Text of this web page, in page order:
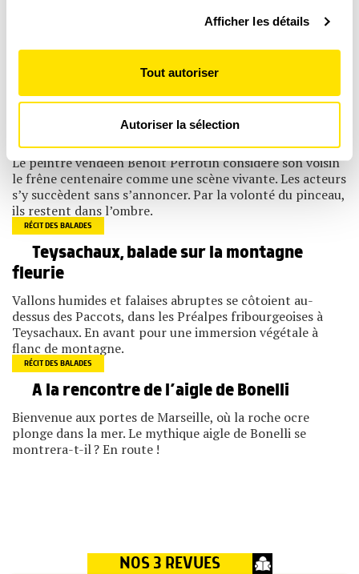
personnelles et définir vos préférences, reportez-vous à
déclaration sur les cookies.
Les cookies nous permettent de personnaliser le contenu
et les annonces, d'offrir des fonctionnalités relatives aux
médias sociaux et d'analyser notre trafic. Nous
notre site avec nos partenaires de médias sociaux, de
publicité et d'analyse, qui peuvent combiner celles-ci
avec d'autres informations que vous leur avez fournies
ou qu'ils ont collectées lors de votre utilisation de leurs
services.
Afficher les détails
Tout autoriser
Autoriser la sélection
Climat d’incertitude pour les lézards face
changement climatique ? Notre enquête révèle une
réalité plus complexe.
Le peintre vendéen Benoît Perrotin considère son voisin
le frêne centenaire comme une scène vivante. Les acteurs
s’y succèdent sans s’annoncer. Par la volonté du pinceau,
ils restent dans l’ombre.
RÉCIT DES BALADES
Teysachaux, balade sur la montagne
fleurie
Vallons humides et falaises abruptes se côtoient au-
dessus des Paccots, dans les Préalpes fribourgeoises à
Teysachaux. En avant pour une immersion végétale à
flanc de montagne.
RÉCIT DES BALADES
A la rencontre de l’aigle de Bonelli
Bienvenue aux portes de Marseille, où la roche ocre
plonge dans la mer. Le mythique aigle de Bonelli se
montrera-t-il ? En route !
NOS 3 REVUES